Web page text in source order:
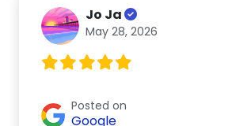
Jo Ja
May 28, 2026
Posted on
Google